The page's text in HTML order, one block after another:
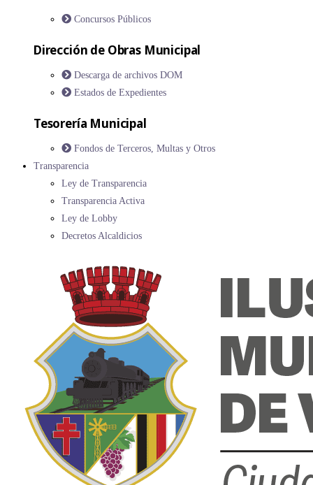
Concursos Públicos
Dirección de Obras Municipal
Descarga de archivos DOM
Estados de Expedientes
Tesorería Municipal
Fondos de Terceros, Multas y Otros
Transparencia
Ley de Transparencia
Transparencia Activa
Ley de Lobby
Decretos Alcaldicios